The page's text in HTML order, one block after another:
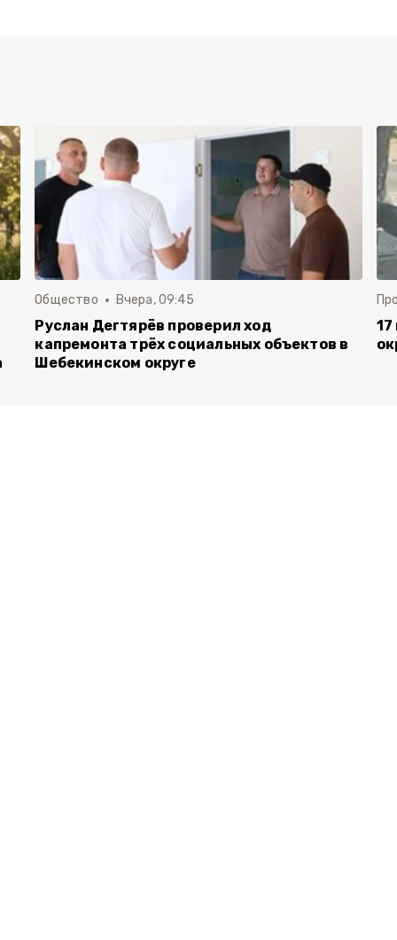
Общество Вчера, 09:45
Руслан Дегтярёв проверил ход
капремонта трёх социальных объектов в
Шебекинском округе